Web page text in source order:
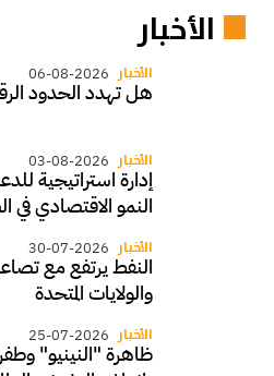
الأخبار
الأخبار 06-08-2026
هل تهدد الحدود
الأخبار 03-08-2026
إدارة استراتيجية
النمو الاقتصادي في
الأخبار 30-07-2026
النفط يرتفع مع
والولايات المتحدة
الأخبار 25-07-2026
ظاهرة "النينيو"